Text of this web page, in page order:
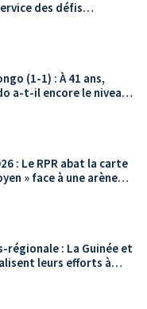
des défis
5ème République
(1-1) : À 41 ans,
a-t-il encore le niveau
: Le RPR abat la carte
» face à une arène
régionale : La Guinée et
leurs efforts à
RéZo